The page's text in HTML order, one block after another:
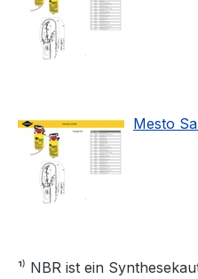
Mesto
¹⁾ NBR ist ein